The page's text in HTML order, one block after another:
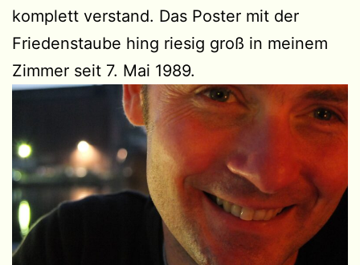
komplett verstand. Das Poster mit der
Friedenstaube hing riesig groß in meinem
Zimmer seit 7. Mai 1989.